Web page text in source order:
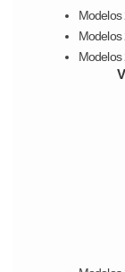
Modelos
Modelos
Modelos